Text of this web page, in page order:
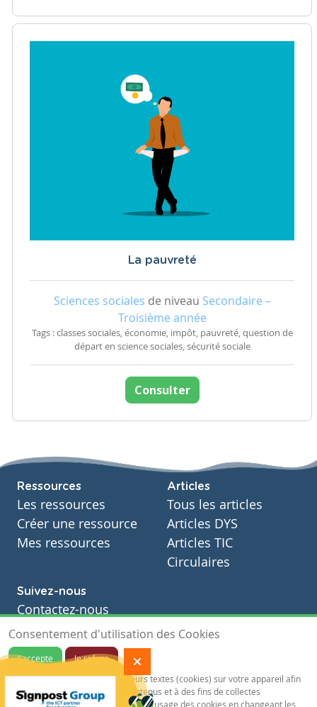
La pauvreté
Sciences sociales de niveau Secondaire –
Troisième année
Tags : classes sociales, économie, impôt, pauvreté, question de
départ en science sociales, sécurité sociale
Consulter
Ressources
Les ressources
Créer une ressource
Mes ressources
Articles
Tous les articles
Articles DYS
Articles TIC
Circulaires
Suivez-nous
Contactez-nous
Soutien scolaire
Notre page Facebook
S'inscrire à notre newsletter
Consentement d'utilisation des Cookies
J'accepte
Je refuse
Notre site sauvegarde des traceurs textes (cookies) sur votre appareil afin
de vous garantir de meilleurs contenus et à des fins de collectes
statistiques.Vous pouvez désactiver l'usage des cookies en changeant les